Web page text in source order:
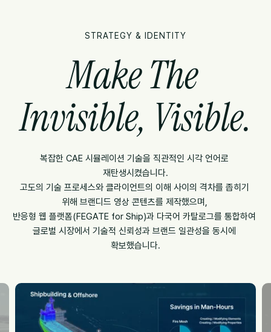
STRATEGY & IDENTITY
Make The
Invisible, Visible.
복잡한 CAE 시뮬레이션 기술을 직관적인 시각 언어로
재탄생시켰습니다.
고도의 기술 프로세스와 클라이언트의 이해 사이의 격차를 좁히기
위해 브랜디드 영상 콘텐츠를 제작했으며,
반응형 웹 플랫폼(FEGATE for Ship)과 다국어 카탈로그를 통합하여
글로벌 시장에서 기술적 신뢰성과 브랜드 일관성을 동시에
확보했습니다.